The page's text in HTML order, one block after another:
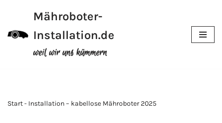
Inhalt
Mähroboter-
Installation.de
weil wir uns kümmern
Start - Installation – kabellose Mähroboter 2025